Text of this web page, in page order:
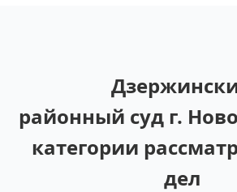
районный суд г.
категории
дел